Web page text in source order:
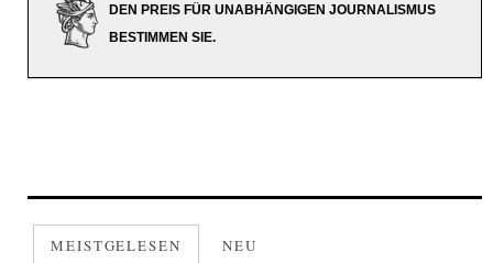
DEN PREIS FÜR UNABHÄNGIGEN JOURNALISMUS
BESTIMMEN SIE.
MEISTGELESEN NEU